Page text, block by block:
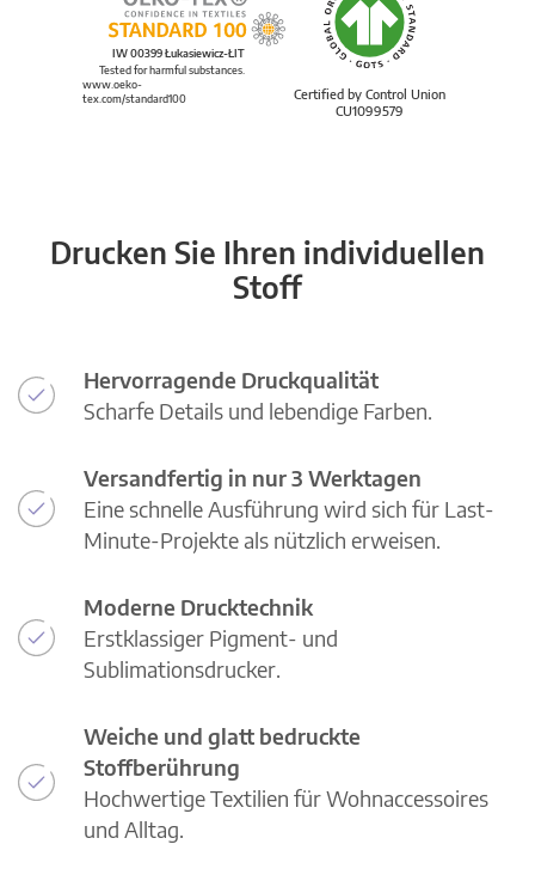
Certified by Control Union
CU1099579
IW 00399 Łukasiewicz-ŁIT
Tested for harmful substances.
www.oeko-
tex.com/standard100
Drucken Sie Ihren individuellen
Stoff
Hervorragende Druckqualität
Scharfe Details und lebendige Farben.
Versandfertig in nur 3 Werktagen
Eine schnelle Ausführung wird sich für Last-
Minute-Projekte als nützlich erweisen.
Moderne Drucktechnik
Erstklassiger Pigment- und
Sublimationsdrucker.
Weiche und glatt bedruckte
Stoffberührung
Hochwertige Textilien für Wohnaccessoires
und Alltag.